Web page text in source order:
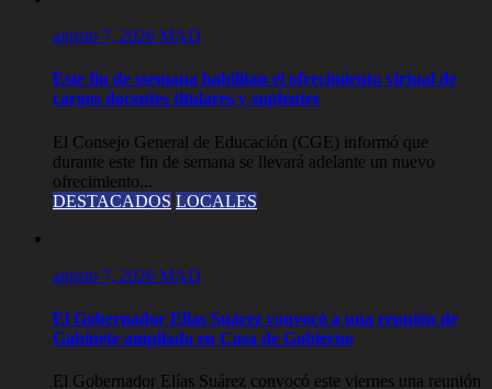
agosto 7, 2026 MAD
Este fin de ssemana habilitan el ofrecimiento virtual de
cargos docentes titulares y suplentes
El Consejo General de Educación (CGE) informó que
durante este fin de semana se llevará adelante un nuevo
ofrecimiento...
DESTACADOS LOCALES
agosto 7, 2026 MAD
El Gobernador Elias Suárez convocó a una reunión de
Gabinete ampliada en Casa de Gobierno
El Gobernador Elías Suárez convocó este viernes una reunión